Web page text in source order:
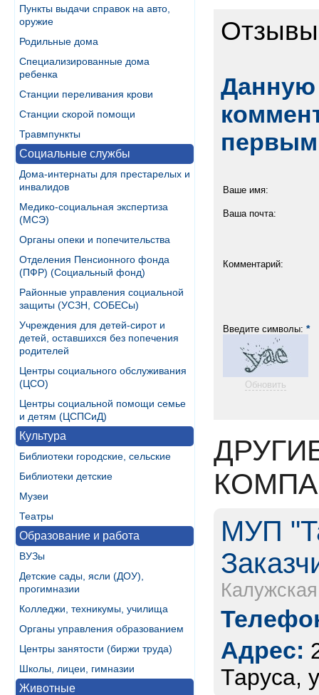
Пункты выдачи справок на авто,
оружие
Родильные дома
Специализированные дома
ребенка
Станции переливания крови
Станции скорой помощи
Травмпункты
Социальные службы
Дома-интернаты для престарелых и
инвалидов
Медико-социальная экспертиза
(МСЭ)
Органы опеки и попечительства
Отделения Пенсионного фонда
(ПФР) (Социальный фонд)
Районные управления социальной
защиты (УСЗН, СОБЕСы)
Учреждения для детей-сирот и
детей, оставшихся без попечения
родителей
Центры социального обслуживания
(ЦСО)
Центры социальной помощи семье
и детям (ЦСПСиД)
Культура
Библиотеки городские, сельские
Библиотеки детские
Музеи
Театры
Образование и работа
ВУЗы
Детские сады, ясли (ДОУ),
прогимназии
Колледжи, техникумы, училища
Органы управления образованием
Центры занятости (биржи труда)
Школы, лицеи, гимназии
Животные
Данную
Ваше имя:
Ваша почта:
Комментарий:
Введите символы: *
Обновить
МУП
Адрес:
Таруса,